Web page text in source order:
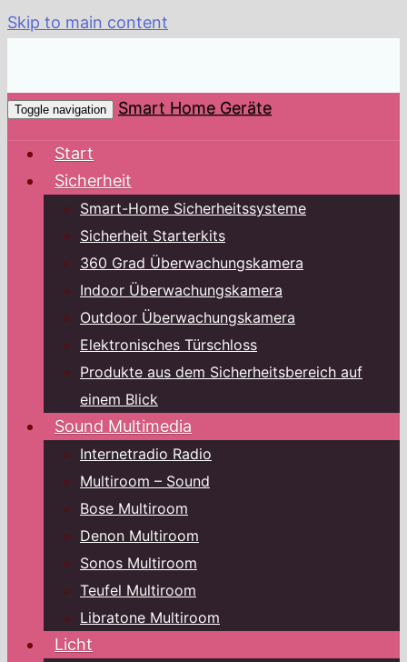
Skip to main content
Toggle navigation Smart Home Geräte
Start
Sicherheit
Smart-Home Sicherheitssysteme
Sicherheit Starterkits
360 Grad Überwachungskamera
Indoor Überwachungskamera
Outdoor Überwachungskamera
Elektronisches Türschloss
Produkte aus dem Sicherheitsbereich auf
einem Blick
Sound Multimedia
Internetradio Radio
Multiroom – Sound
Bose Multiroom
Denon Multiroom
Sonos Multiroom
Teufel Multiroom
Libratone Multiroom
Licht